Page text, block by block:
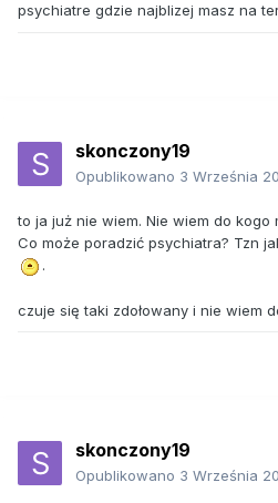
psychiatre gdzie najblizej masz na
skonczony19
Opublikowano 3 Września
to ja już nie wiem. Nie wiem do kogo
Co może poradzić psychiatra? Tzn
.
czuje się taki zdołowany i nie wiem
skonczony19
Opublikowano 3 Września